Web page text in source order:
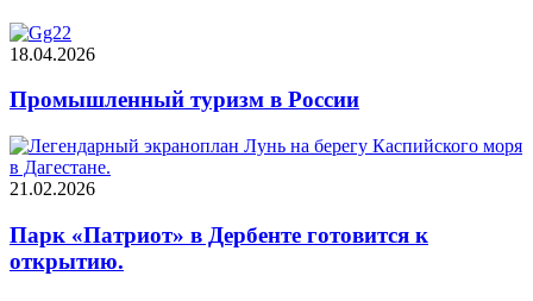
18.04.2026
Промышленный туризм в России
21.02.2026
Парк «Патриот» в Дербенте готовится к
открытию.